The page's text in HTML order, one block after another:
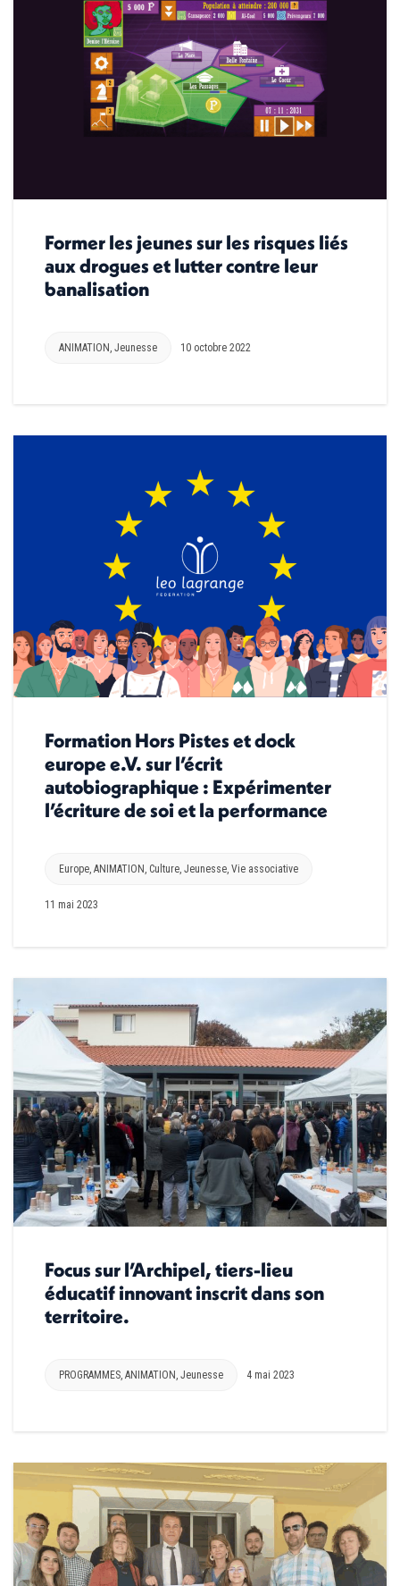
Former les jeunes sur les risques liés
aux drogues et lutter contre leur
banalisation
ANIMATION , Jeunesse 10 octobre 2022
Formation Hors Pistes et dock
europe e.V. sur l’écrit
autobiographique : Expérimenter
l’écriture de soi et la performance
Europe, ANIMATION, Culture, Jeunesse, Vie associative
11 mai 2023
Focus sur l’Archipel, tiers-lieu
éducatif innovant inscrit dans son
territoire.
PROGRAMMES, ANIMATION , Jeunesse 4 mai 2023